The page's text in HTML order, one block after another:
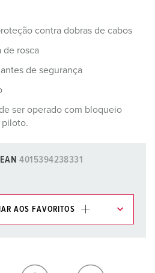
contra dobras de cabos
de rosca
de segurança
ser operado com bloqueio
EAN 4015394238331
AOS FAVORITOS
ADICIONAR